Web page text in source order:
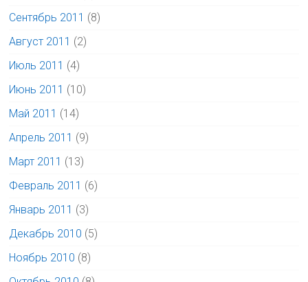
Сентябрь 2011 (8)
Август 2011 (2)
Июль 2011 (4)
Июнь 2011 (10)
Май 2011 (14)
Апрель 2011 (9)
Март 2011 (13)
Февраль 2011 (6)
Январь 2011 (3)
Декабрь 2010 (5)
Ноябрь 2010 (8)